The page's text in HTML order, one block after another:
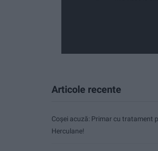
Articole recente
Coșei acuză: Primar cu tratament
Herculane!